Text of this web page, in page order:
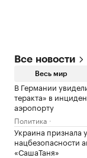
Все новости
Весь мир
В Германии
теракта» в
аэропорту
Политика
Украина признала
нацбезопасности
«СашаТаня»